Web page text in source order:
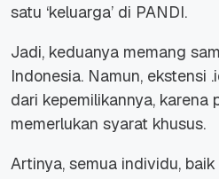
satu ‘keluarga’ di PANDI.
Jadi, keduanya memang
Indonesia. Namun, ekstensi
dari kepemilikannya,
memerlukan syarat khusus.
Artinya, semua individu,